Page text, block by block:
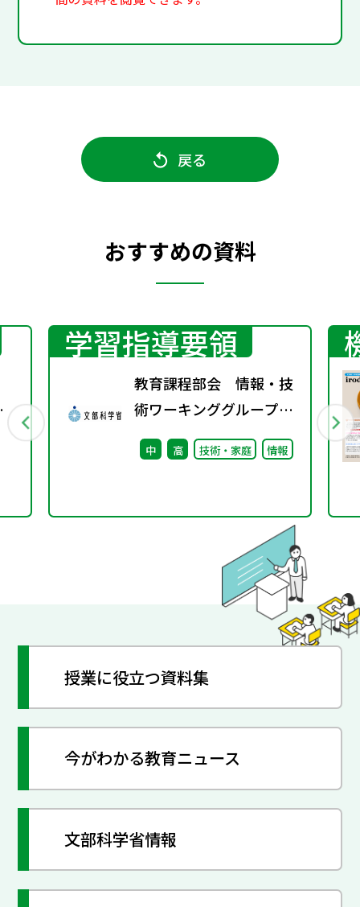
戻る
おすすめの資料
学習指導要領
教育課程部会 情報・技
術ワーキンググループ
（第2回） 配付資料
中 高 技術・家庭 情報
授業に役立つ資料集
今がわかる教育ニュース
文部科学省情報